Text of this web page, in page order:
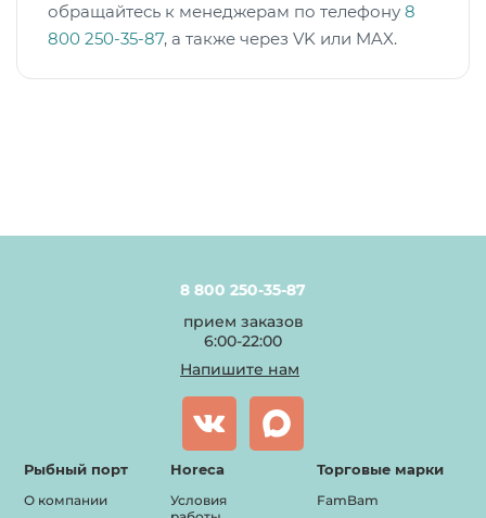
обращайтесь к менеджерам по телефону 8
800 250-35-87, а также через VK или MAX.
8 800 250-35-87
прием заказов
6:00-22:00
Напишите нам
Рыбный порт
О компании
Horeca
Условия
Торговые марки
FamBam